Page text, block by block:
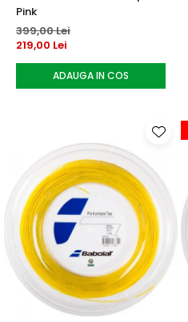
Pink
399,00 Lei
219,00 Lei
ADAUGA IN COS